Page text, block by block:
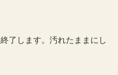
了します。汚れたままにし